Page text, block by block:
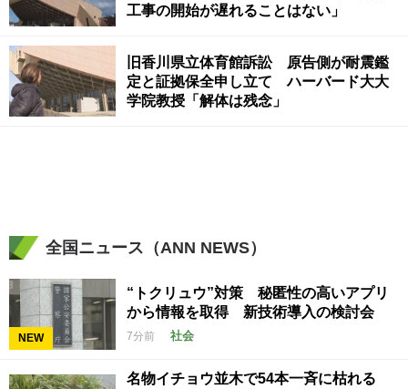
工事の開始が遅れることはない」
旧香川県立体育館訴訟 原告側が耐震鑑
定と証拠保全申し立て ハーバード大大
学院教授「解体は残念」
全国ニュース（ANN NEWS）
NEW
“トクリュウ”対策 秘匿性の高いアプリ
から情報を取得 新技術導入の検討会
7分前 社会
名物イチョウ並木で54本一斉に枯れる